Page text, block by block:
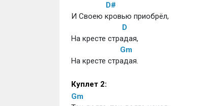
D#
И Своею кровью приобрёл,
D
На кресте страдая,
Gm
На кресте страдая.
Куплет 2:
Gm